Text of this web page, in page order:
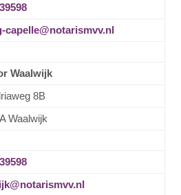
capelle@notarismvv.nl
Waalwijk
8B
Waalwijk